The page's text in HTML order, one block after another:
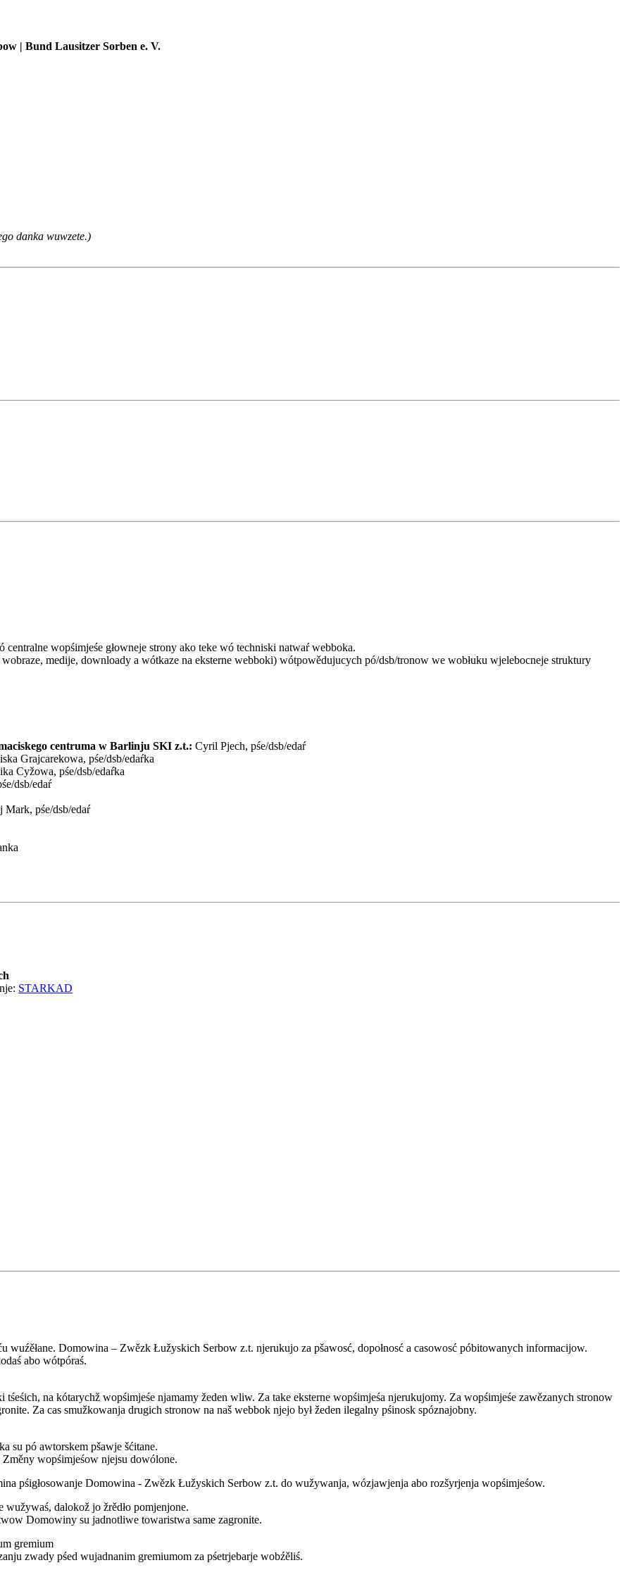
„Handrij Zejler“, Hoyerswerda
| Bund Lausitzer Sorben e. V.
danka wuwzete.)
centralne wopśimjeśe głowneje strony ako teke wó techniski natwaŕ webboka.
medije, downloady a wótkaze na eksterne webboki) wótpowědujucych pó/dsb/tronow we wobłuku wjelebocneje struktury
centruma w Barlinju SKI z.t.: Cyril Pjech, pśe/dsb/edaŕ
Grajcarekowa, pśe/dsb/edaŕka
Cyžowa, pśe/dsb/edaŕka
dsb/edaŕ
Mark, pśe/dsb/edaŕ
STARKAD
wuźěłane. Domowina – Zwězk Łužyskich Serbow z.t. njerukujo za pšawosć, dopołnosć a casowosć póbitowanych informacijow.
abo wótpóraś.
na kótarychž wopśimjeśe njamamy žeden wliw. Za take eksterne wopśimjeśa njerukujomy. Za wopśimjeśe zawězanych stronow
Za cas smužkowanja drugich stronow na naš webbok njejo był žeden ilegalny pśinosk spóznajobny.
su pó awtorskem pšawje šćitane.
wopśimjeśow njejsu dowólone.
pśigłosowanje Domowina - Zwězk Łužyskich Serbow z.t. do wužywanja, wózjawjenja abo rozšyrjenja wopśimjeśow.
dalokož jo žrědło pomjenjone.
Domowiny su jadnotliwe towaristwa same zagronite.
gremium
zwady pśed wujadnanim gremiumom za pśetrjebarje wobźěliś.